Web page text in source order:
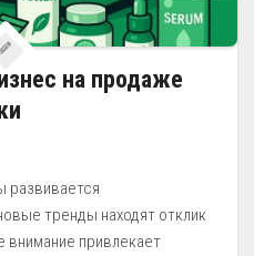
на продаже
развивается
тренды находят отклик
внимание привлекает